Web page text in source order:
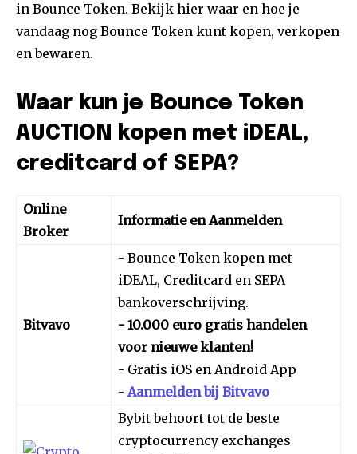
in Bounce Token. Bekijk hier waar en hoe je
vandaag nog Bounce Token kunt kopen, verkopen
en bewaren.
Waar kun je Bounce Token
AUCTION kopen met iDEAL,
creditcard of SEPA?
Online
Broker
Informatie en Aanmelden
Bitvavo
- Bounce Token kopen met
iDEAL, Creditcard en SEPA
bankoverschrijving.
- 10.000 euro gratis handelen
voor nieuwe klanten!
- Gratis iOS en Android App
- Aanmelden bij Bitvavo
Bybit behoort tot de beste
cryptocurrency exchanges